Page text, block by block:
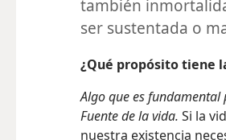
también
ser sustentada o
¿Qué propósito tiene
Algo que es
Fuente de la vida. Si la
nuestra existencia